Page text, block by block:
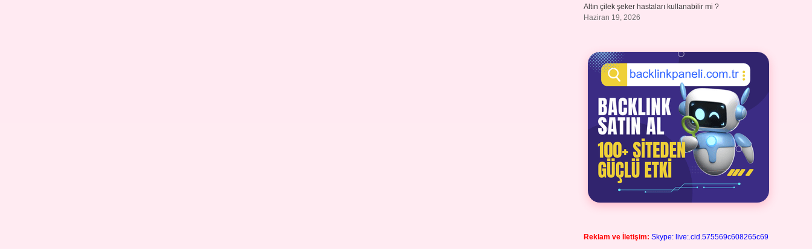
Altın çilek şeker hastaları kullanabilir mi ?
Haziran 19, 2026
Reklam ve İletişim: Skype: live:.cid.575569c608265c69